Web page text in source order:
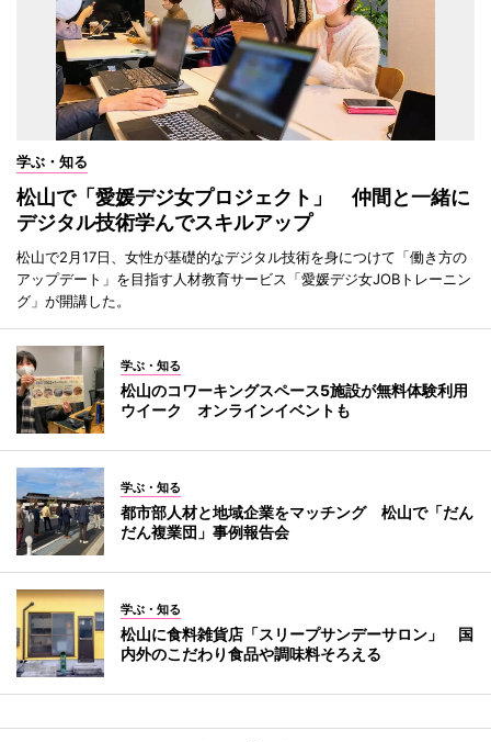
学ぶ・知る
松山で「愛媛デジ女プロジェクト」 仲間と一緒に
デジタル技術学んでスキルアップ
松山で2月17日、女性が基礎的なデジタル技術を身につけて「働き方の
アップデート」を目指す人材教育サービス「愛媛デジ女JOBトレーニン
グ」が開講した。
学ぶ・知る
松山のコワーキングスペース5施設が無料体験利用
ウイーク オンラインイベントも
学ぶ・知る
都市部人材と地域企業をマッチング 松山で「だん
だん複業団」事例報告会
学ぶ・知る
松山に食料雑貨店「スリープサンデーサロン」 国
内外のこだわり食品や調味料そろえる